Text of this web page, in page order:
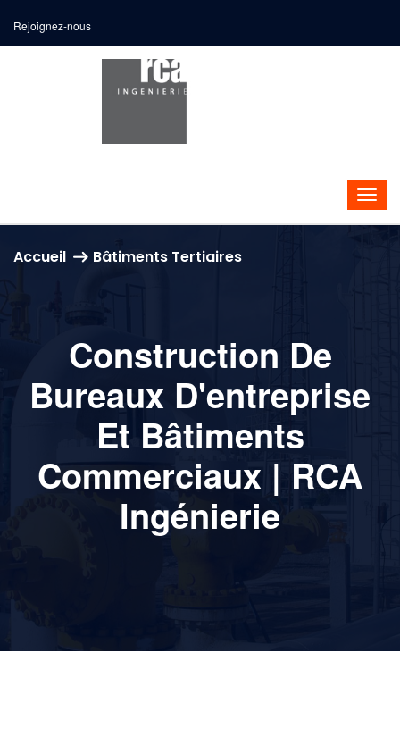
Rejoignez-nous
Accueil Bâtiments Tertiaires
Construction De
Bureaux D'entreprise
Et Bâtiments
Commerciaux | RCA
Ingénierie